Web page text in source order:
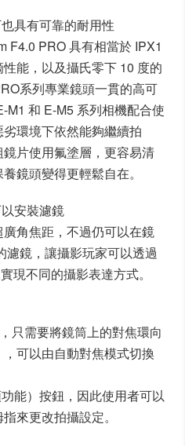
具有可靠的耐用性
F4.0 PRO 具有相當於 IPX1
能，以及攝氏零下 10 度的
系列專業鏡頭一貫的高可
M1 和 E-M5 系列相機配合使
環境下依然能夠繼續拍
片使用氟塗層，更容易清
鏡頭變得更輕鬆自在。
安裝濾鏡
角焦距，不過仍可以在鏡
濾鏡，讓攝影玩家可以透過
現不同的攝影表達方式。
只需要將鏡筒上的對焦環向
可以由自動對焦模式切換
能）按鈕，因此使用者可以
來更改拍攝設定。